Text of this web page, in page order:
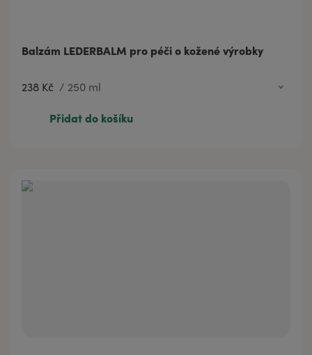
Balzám LEDERBALM pro péči o kožené výrobky
238 Kč / 250 ml
438 Kč
500 ml
Přidat do košíku